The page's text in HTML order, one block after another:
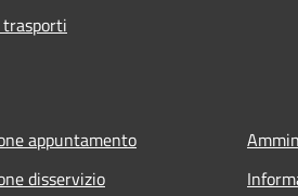
appuntamento
disservizio